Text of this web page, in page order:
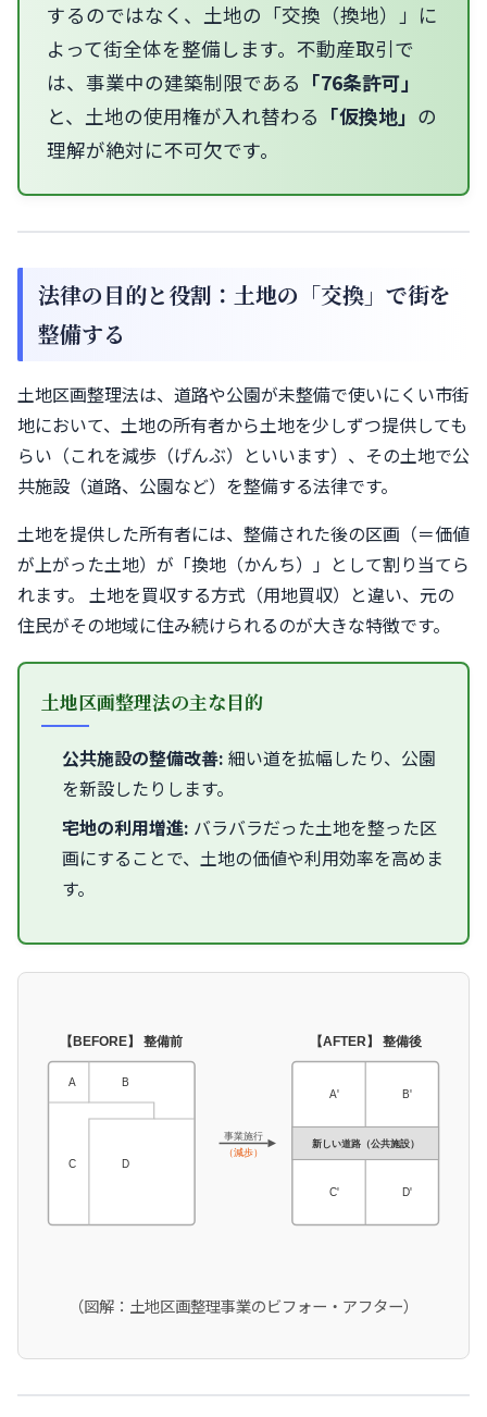
するのではなく、土地の「交換（換地）」に
よって街全体を整備します。不動産取引で
は、事業中の建築制限である 「76条許可」
と、土地の使用権が入れ替わる 「仮換地」 の
理解が絶対に不可欠です。
法律の目的と役割：土地の「交換」で街を
整備する
土地区画整理法は、道路や公園が未整備で使いにくい市街
地において、土地の所有者から土地を少しずつ提供しても
らい（これを減歩（げんぶ）といいます）、その土地で公
共施設（道路、公園など）を整備する法律です。
土地を提供した所有者には、整備された後の区画（＝価値
が上がった土地）が「換地（かんち）」として割り当てら
れます。 土地を買収する方式（用地買収）と違い、元の
住民がその地域に住み続けられるのが大きな特徴です。
土地区画整理法の主な目的
公共施設の整備改善: 細い道を拡幅したり、公園
を新設したりします。
宅地の利用増進: バラバラだった土地を整った区
画にすることで、土地の価値や利用効率を高めま
す。
【BEFORE】 整備前
A B
C D
事業施行
（減歩）
【AFTER】 整備後
新しい道路（公共施設）
A' B'
C' D'
（図解：土地区画整理事業のビフォー・アフター）